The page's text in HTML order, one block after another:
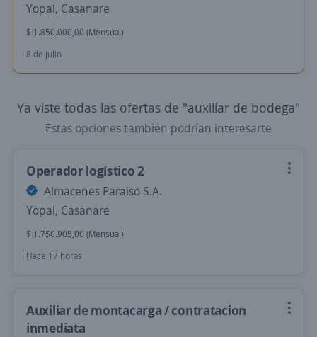
Yopal, Casanare
$ 1.850.000,00 (Mensual)
8 de julio
Ya viste todas las ofertas de "auxiliar de bodega"
Estas opciones también podrían interesarte
Operador logístico 2
Almacenes Paraiso S.A.
Yopal, Casanare
$ 1.750.905,00 (Mensual)
Hace 17 horas
Auxiliar de montacarga / contratacion
inmediata